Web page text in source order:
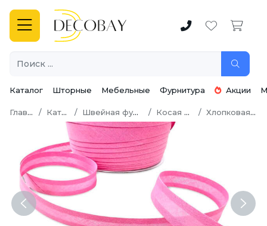
Каталог Шторные Мебельные Фурнитура Акции
Главная Каталог Швейная фурнитура Косая бейка Хлопковая бейка
Previous Next